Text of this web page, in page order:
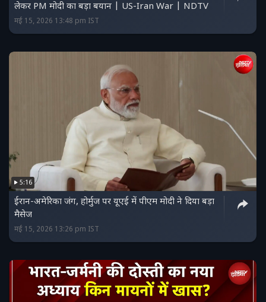
लेकर PM मोदी का बड़ा बयान | US-Iran War | NDTV
मई 15, 2026 13:48 pm IST
5:16
ईरान-अमेरिका जंग, होर्मुज पर यूएई में पीएम मोदी ने दिया बड़ा
मैसेज
मई 15, 2026 13:26 pm IST